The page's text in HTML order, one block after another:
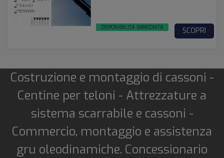
DISPONIBILITÀ IMMEDIATA SCOPRI
Costruzione e montaggio di cassoni -
Centine per teloni - Attrezzature a
sistema scarrabile e cassoni -
Commercio, montaggio e assistenza
gru oleodinamiche. Concessionario